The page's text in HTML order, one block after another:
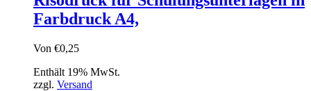
Farbdruck A4,
Von €0,25
Enthält 19% MwSt.
zzgl. Versand